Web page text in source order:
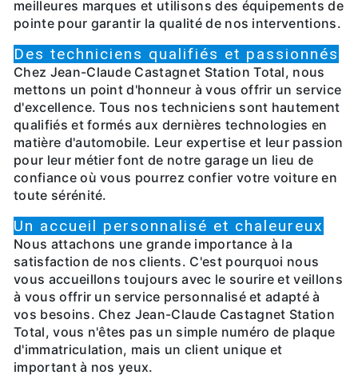
meilleures marques et utilisons des équipements de
pointe pour garantir la qualité de nos interventions.
Des techniciens qualifiés et passionnés
Chez Jean-Claude Castagnet Station Total, nous
mettons un point d'honneur à vous offrir un service
d'excellence. Tous nos techniciens sont hautement
qualifiés et formés aux dernières technologies en
matière d'automobile. Leur expertise et leur passion
pour leur métier font de notre garage un lieu de
confiance où vous pourrez confier votre voiture en
toute sérénité.
Un accueil personnalisé et chaleureux
Nous attachons une grande importance à la
satisfaction de nos clients. C'est pourquoi nous
vous accueillons toujours avec le sourire et veillons
à vous offrir un service personnalisé et adapté à
vos besoins. Chez Jean-Claude Castagnet Station
Total, vous n'êtes pas un simple numéro de plaque
d'immatriculation, mais un client unique et
important à nos yeux.